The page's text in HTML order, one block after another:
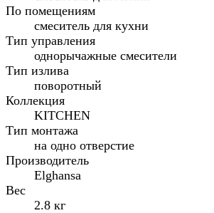
По помещениям
смеситель для кухни
Тип управления
однорычажные смесители
Тип излива
поворотный
Коллекция
KITCHEN
Тип монтажа
на одно отверстие
Производитель
Elghansa
Вес
2.8 кг